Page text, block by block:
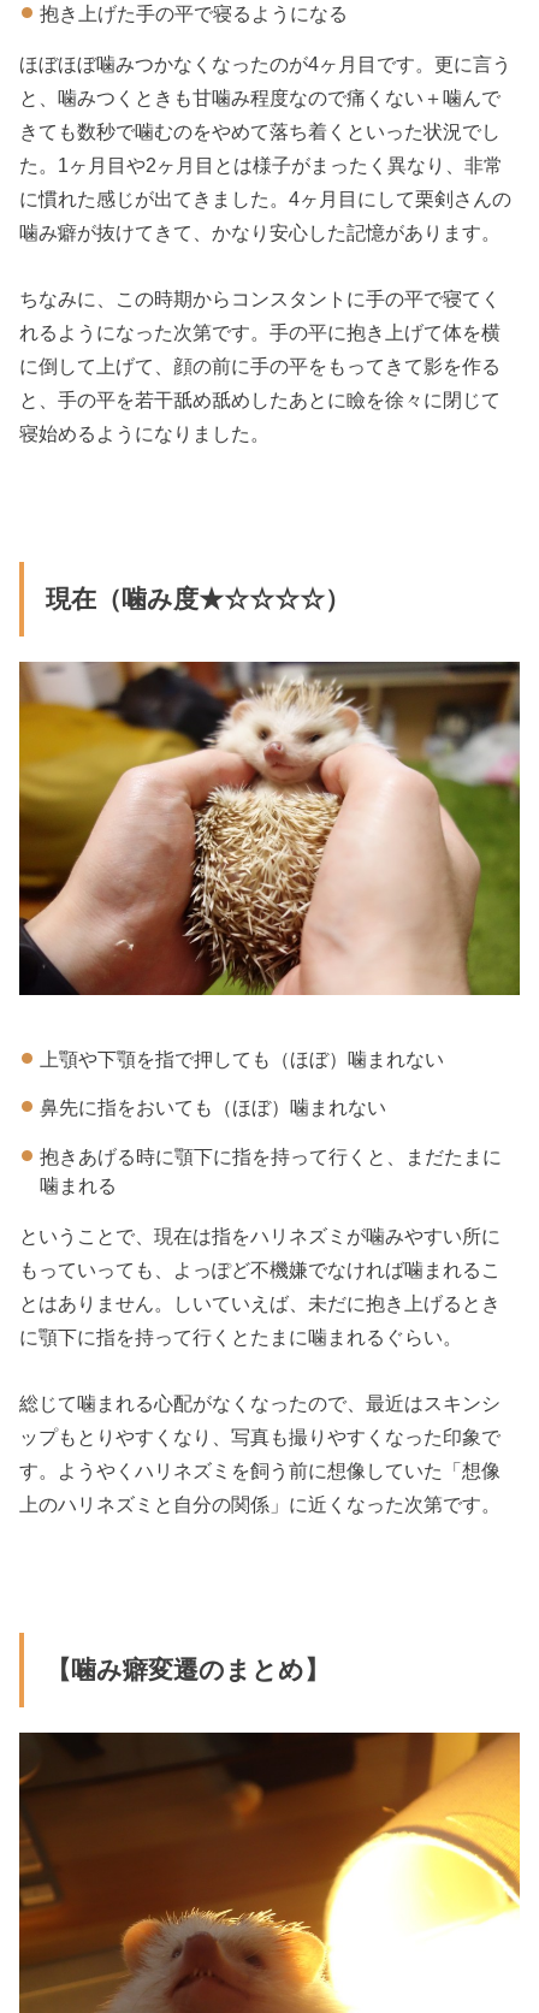
抱き上げた手の平で寝るようになる
ほぼほぼ噛みつかなくなったのが4ヶ月目です。更に言う
と、噛みつくときも甘噛み程度なので痛くない＋噛んで
きても数秒で噛むのをやめて落ち着くといった状況でし
た。1ヶ月目や2ヶ月目とは様子がまったく異なり、非常
に慣れた感じが出てきました。4ヶ月目にして栗剣さんの
噛み癖が抜けてきて、かなり安心した記憶があります。
ちなみに、この時期からコンスタントに手の平で寝てく
れるようになった次第です。手の平に抱き上げて体を横
に倒して上げて、顔の前に手の平をもってきて影を作る
と、手の平を若干舐め舐めしたあとに瞼を徐々に閉じて
寝始めるようになりました。
現在（噛み度★☆☆☆☆）
上顎や下顎を指で押しても（ほぼ）噛まれない
鼻先に指をおいても（ほぼ）噛まれない
抱きあげる時に顎下に指を持って行くと、まだたまに
噛まれる
ということで、現在は指をハリネズミが噛みやすい所に
もっていっても、よっぽど不機嫌でなければ噛まれるこ
とはありません。しいていえば、未だに抱き上げるとき
に顎下に指を持って行くとたまに噛まれるぐらい。
総じて噛まれる心配がなくなったので、最近はスキンシ
ップもとりやすくなり、写真も撮りやすくなった印象で
す。ようやくハリネズミを飼う前に想像していた「想像
上のハリネズミと自分の関係」に近くなった次第です。
【噛み癖変遷のまとめ】